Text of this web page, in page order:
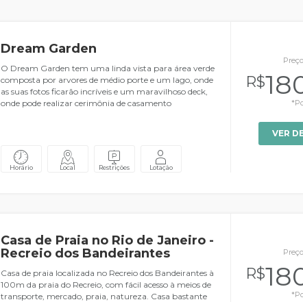
Dream Garden
O Dream Garden tem uma linda vista para área verde
composta por arvores de médio porte e um lago, onde
as suas fotos ficarão incríveis e um maravilhoso deck,
onde pode realizar cerimônia de casamento
Horário Local Restrições Lotação
R$
VER
Casa de Praia no Rio de Janeiro -
Recreio dos Bandeirantes
Casa de praia localizada no Recreio dos Bandeirantes à
100m da praia do Recreio, com fácil acesso à meios de
transporte, mercado, praia, natureza. Casa bastante
R$